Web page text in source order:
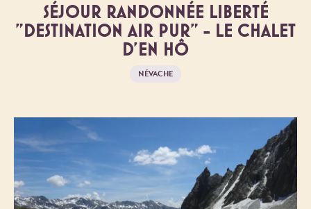
SÉJOUR RANDONNÉE LIBERTÉ
"DESTINATION AIR PUR" - LE CHALET
D'EN HÔ
NÉVACHE